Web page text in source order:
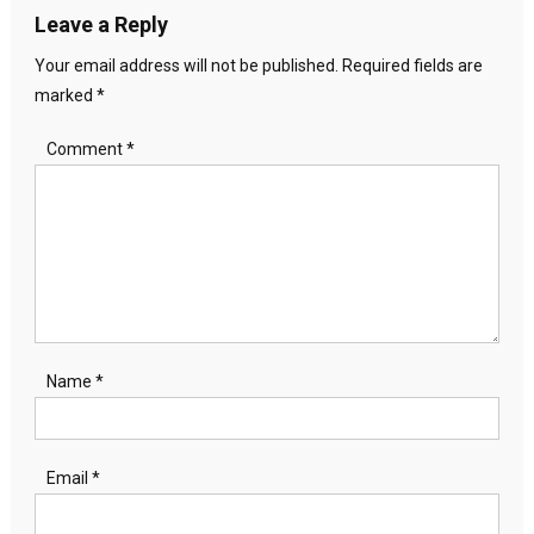
Leave a Reply
Your email address will not be published.
Required fields are
marked *
Comment*
Name *
Email *